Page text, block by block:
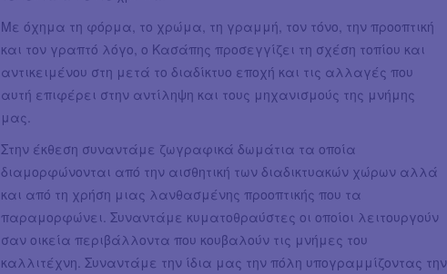
Με όχημα τη φόρμα, το χρώμα, τη γραμμή, τον τόνο, την προοπτική
και τον γραπτό λόγο, ο Κασάπης προσεγγίζει τη σχέση τοπίου και
αντικειμένου στη μετά το διαδίκτυο εποχή και τις αλλαγές που
αυτή επιφέρει στην αντίληψη και τους μηχανισμούς της μνήμης
μας.
Στην έκθεση συναντάμε ζωγραφικά δωμάτια τα οποία
διαμορφώνονται από την αισθητική των διαδικτυακών χώρων αλλά
και από τη χρήση μιας λανθασμένης προοπτικής που τα
παραμορφώνει. Συναντάμε κυματοθραύστες οι οποίοι λειτουργούν
σαν οικεία περιβάλλοντα που κουβαλούν τις μνήμες του
καλλιτέχνη. Συναντάμε την ίδια μας την πόλη υπογραμμίζοντας την